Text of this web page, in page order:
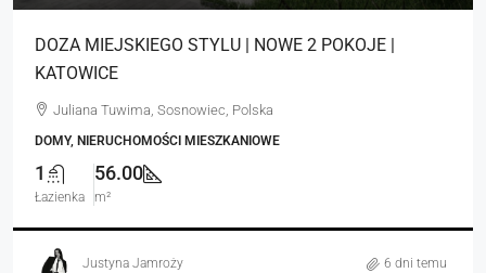
DOZA MIEJSKIEGO STYLU | NOWE 2 POKOJE |
KATOWICE
Juliana Tuwima, Sosnowiec, Polska
DOMY, NIERUCHOMOŚCI MIESZKANIOWE
1
Łazienka
56.00
m²
Justyna Jamroży 6 dni temu